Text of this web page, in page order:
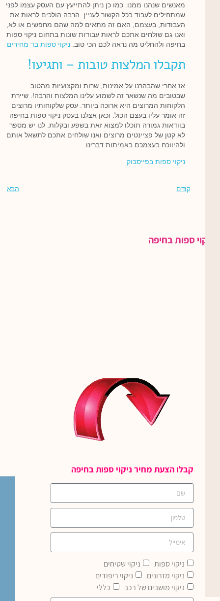
מאנשים שנהנו ממנו. כמו כן ניתן להתייעץ עם העסק עצמו לפני
שמתחילים לעבוד בכל הקשור לעניין. הרבה הולכים לראות את
העבודות, בעצמם, האם זה מתאים למה שהם מחפשים או לא,
ואנו גם שולחים אתכם לראות עבודות שונות בתחום ניקוי ספות
בחיפה ולהחליט מה נראה לכם הכי טוב. ניקוי ספות בד מחירים
תקבלו המלצות טובות – ותגיעו!
אז אחרי שהבהרנו על אמינות, שרות ומקצועיות מהטוב
שבטובים מה שנשאר זה לשמוע עלינו המלצות והרבה!. שיירת
הלקוחות המרוצים היא ארוכה ביותר. עסק שלקוחותיו מרוצים
זה אומר עליו בעצם הכול. וכאן אצלנו בעסק ניקוי ספות בחיפה
בוודאות גמורה תוכלו למצוא זאת בשפע ובקלות. לנו יש מספר
לא קטן של פציינטים מרוצים ואנו שולחים אתכם לתשאל אותם
ולהיווכח בעצמכם באמיתות דברינו.
ניקוי ספות בפייסבוק
קודם הבא
ניקוי ספות בחיפה
קבלו הצעת מחיר ניקוי ספות בחיפה
ניקוי ספות
ניקוי שטיחים
ניקוי מזרונים
ניקוי ריפודים
ניקוי מושבים של רכב
כללי